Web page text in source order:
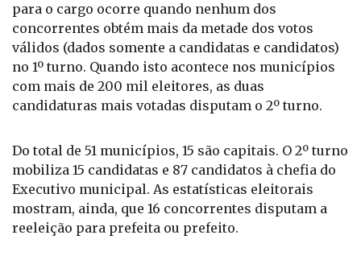
para o cargo ocorre quando nenhum dos
concorrentes obtém mais da metade dos votos
válidos (dados somente a candidatas e candidatos)
no 1º turno. Quando isto acontece nos municípios
com mais de 200 mil eleitores, as duas
candidaturas mais votadas disputam o 2º turno.
Do total de 51 municípios, 15 são capitais. O 2º turno
mobiliza 15 candidatas e 87 candidatos à chefia do
Executivo municipal. As estatísticas eleitorais
mostram, ainda, que 16 concorrentes disputam a
reeleição para prefeita ou prefeito.